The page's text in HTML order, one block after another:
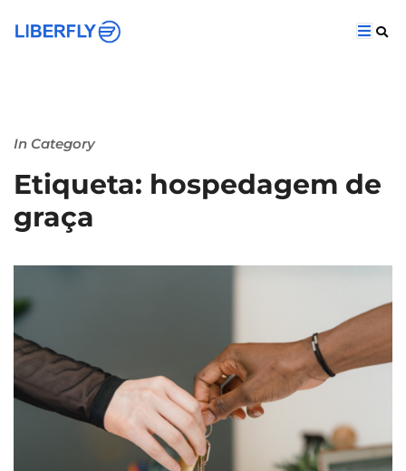
In Category
Etiqueta: hospedagem de
graça